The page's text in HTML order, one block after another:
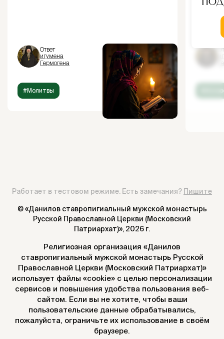
Ответ
игумена
Гермогена
#Молитвы
Работает в тестовом режиме. Есть замечания? Пишите
© «Данилов ставропигиальный мужской монастырь
Русской Православной Церкви (Московский
Патриархат)», 2026 г.
Религиозная организация «Данилов
ставропигиальный мужской монастырь Русской
Православной Церкви (Московский Патриархат)»
использует файлы «cookie» с целью персонализации
сервисов и повышения удобства пользования веб-
сайтом. Если вы не хотите, чтобы ваши
пользовательские данные обрабатывались,
пожалуйста, ограничьте их использование в своём
браузере.